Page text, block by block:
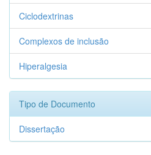
Ciclodextrinas
Complexos de inclusão
Hiperalgesia
Tipo de Documento
Dissertação